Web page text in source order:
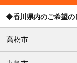
◆香川県内のご希望の
高松市